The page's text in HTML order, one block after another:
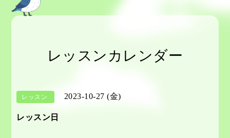
レッスンカレンダー
レッスン 2023-10-27 (金)
レッスン日